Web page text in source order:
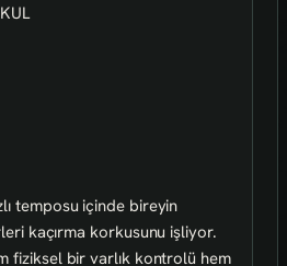
temposu içinde bireyin
kaçırma korkusunu işliyor.
fiziksel bir varlık kontrolü hem